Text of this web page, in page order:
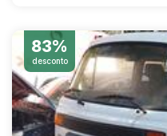
83%
desconto